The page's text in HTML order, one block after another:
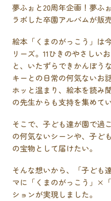
夢ふぉと20周年企画！夢ふ
ラボした卒園アルバムが販
絵本「くまのがっこう」は
リーズ。11ひきのやさしい
と、いたずらできかんぼう
キーとの日常の何気ないお
ホッと温まり、絵本を読み
の先生からも支持を集めて
そこで、子ども達が園で過
の何気ないシーンや、子ど
の宝物として届けたい。
そんな想いから、「子ども
マに「くまのがっこう」×
ションが実現しました。